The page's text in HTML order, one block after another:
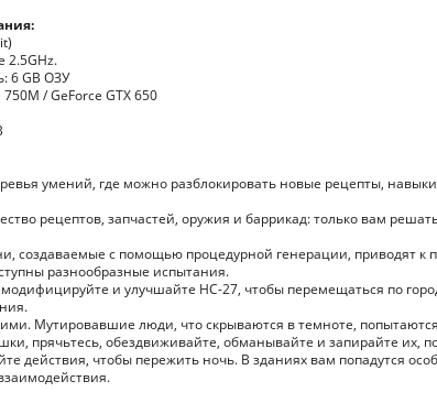
2.5GHz.
6 GB ОЗУ
/ GeForce GTX 650
умений, где можно разблокировать новые рецепты,
рецептов, запчастей, оружия и баррикад: только вам
создаваемые с помощью процедурной генерации, приводят к
разнообразные испытания.
и улучшайте HC-27, чтобы перемещаться по
Мутировавшие люди, что скрываются в темноте,
прячьтесь, обездвиживайте, обманывайте и запирайте их,
действия, чтобы пережить ночь. В зданиях вам попадутся